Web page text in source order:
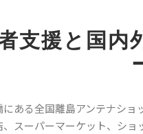
支援と国内
ある全国離島アンテナショ
、スーパーマーケット、シ